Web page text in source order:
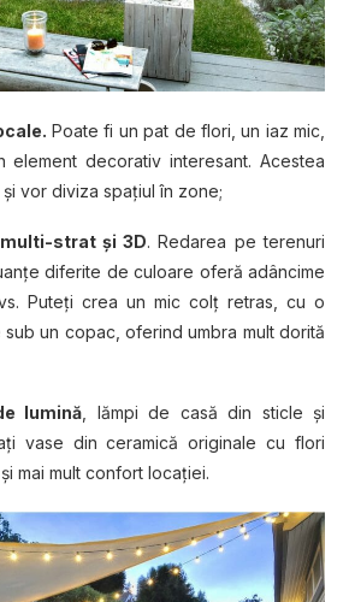
Poate fi un pat de flori, un iaz mic,
element decorativ interesant. Acestea
vor diviza spaţiul în zone;
strat şi 3D. Redarea pe terenuri
diferite de culoare oferă adâncime
Puteţi crea un mic colţ retras, cu o
sub un copac, oferind umbra mult dorită
lumină , lămpi de casă din sticle şi
vase din ceramică originale cu flori
mai mult confort locaţiei.